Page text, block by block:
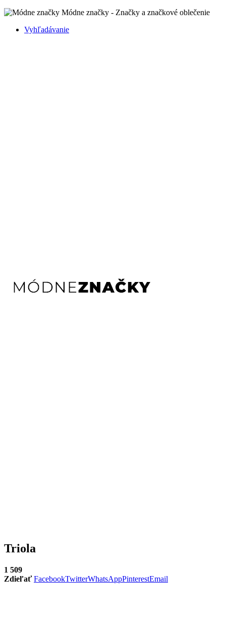
Módne značky - Značky a značkové oblečenie
Vyhľadávanie
Triola
1 509
Zdieľať FacebookTwitterWhatsAppPinterestEmail